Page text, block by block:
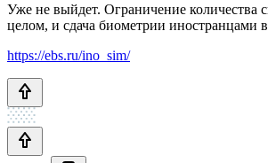
Уже не выйдет. Ограничение количества
целом, и сдача биометрии иностранцами
https://ebs.ru/ino_sim/